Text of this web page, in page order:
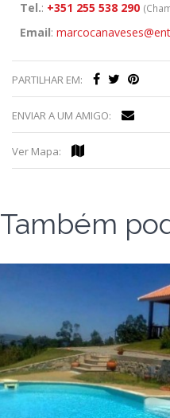
Tel.: +351 255 538 290
Email:
PARTILHAR EM:
ENVIAR A UM AMIGO:
Ver Mapa:
Também